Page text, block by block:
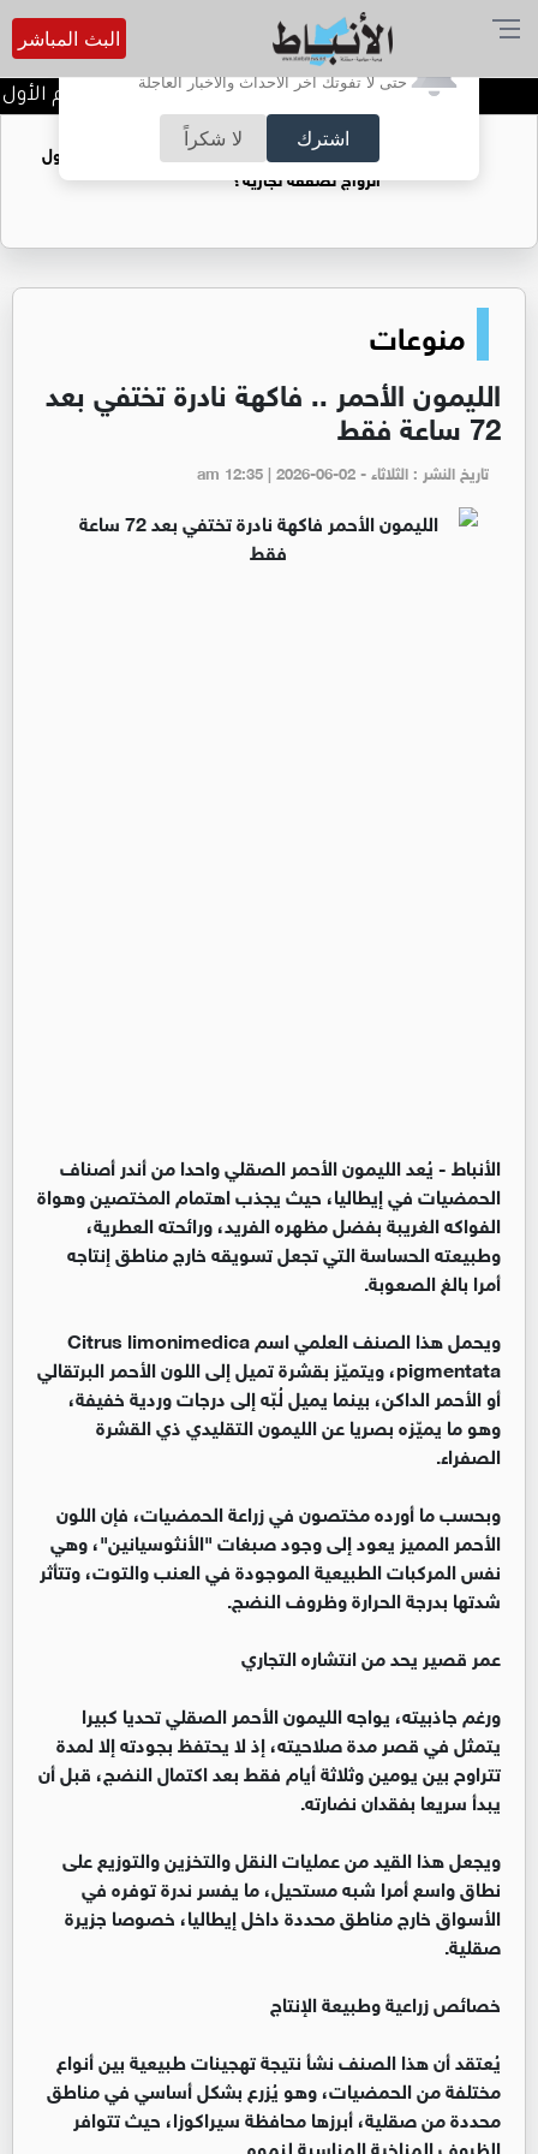
أترغب في تفعيل الإشعارات؟
حتى لا تفوتك آخر الأحداث والأخبار العاجلة
اشترك لا شكراً
البث المباشر
تتويج الفرق الفائزة في اليوم
فتيات يستغللنه لتحقيق مكاسب مادية.. هل تحول
الزواج لصفقة تجارية؟
منوعات
الليمون الأحمر .. فاكهة نادرة تختفي بعد
72 ساعة فقط
تاريخ النشر : الثلاثاء - am 12:35 | 2026-06-02
الأنباط -يُعد الليمون الأحمر الصقلي واحدا من أندر أصناف
الحمضيات في إيطاليا، حيث يجذب اهتمام المختصين وهواة
الفواكه الغريبة بفضل مظهره الفريد، ورائحته العطرية،
وطبيعته الحساسة التي تجعل تسويقه خارج مناطق إنتاجه
أمرا بالغ الصعوبة.
ويحمل هذا الصنف العلمي اسم Citrus limonimedica
pigmentata، ويتميّز بقشرة تميل إلى اللون الأحمر البرتقالي
أو الأحمر الداكن، بينما يميل لُبّه إلى درجات وردية خفيفة،
وهو ما يميّزه بصريا عن الليمون التقليدي ذي القشرة
الصفراء.
وبحسب ما أورده مختصون في زراعة الحمضيات، فإن اللون
الأحمر المميز يعود إلى وجود صبغات "الأنثوسيانين"، وهي
نفس المركبات الطبيعية الموجودة في العنب والتوت، وتتأثر
شدتها بدرجة الحرارة وظروف النضج.
عمر قصير يحد من انتشاره التجاري
ورغم جاذبيته، يواجه الليمون الأحمر الصقلي تحديا كبيرا
يتمثل في قصر مدة صلاحيته، إذ لا يحتفظ بجودته إلا لمدة
تتراوح بين يومين وثلاثة أيام فقط بعد اكتمال النضج، قبل أن
يبدأ سريعا بفقدان نضارته.
ويجعل هذا القيد من عمليات النقل والتخزين والتوزيع على
نطاق واسع أمرا شبه مستحيل، ما يفسر ندرة توفره في
الأسواق خارج مناطق محددة داخل إيطاليا، خصوصا جزيرة
صقلية.
خصائص زراعية وطبيعة الإنتاج
يُعتقد أن هذا الصنف نشأ نتيجة تهجينات طبيعية بين أنواع
مختلفة من الحمضيات، وهو يُزرع بشكل أساسي في مناطق
محددة من صقلية، أبرزها محافظة سيراكوزا، حيث تتوافر
الظروف المناخية المناسبة لنموه.